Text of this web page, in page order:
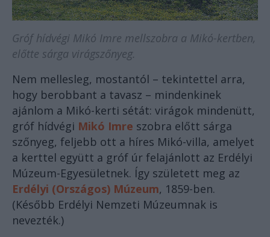
Gróf hídvégi Mikó Imre mellszobra a Mikó-kertben,
előtte sárga virágszőnyeg.
Nem mellesleg, mostantól – tekintettel arra,
hogy berobbant a tavasz – mindenkinek
ajánlom a Mikó-kerti sétát: virágok mindenütt,
gróf hídvégi Mikó Imre szobra előtt sárga
szőnyeg, feljebb ott a híres Mikó-villa, amelyet
a kerttel együtt a gróf úr felajánlott az Erdélyi
Múzeum-Egyesületnek. Így született meg az
Erdélyi (Országos) Múzeum, 1859-ben.
(Később Erdélyi Nemzeti Múzeumnak is
nevezték.)